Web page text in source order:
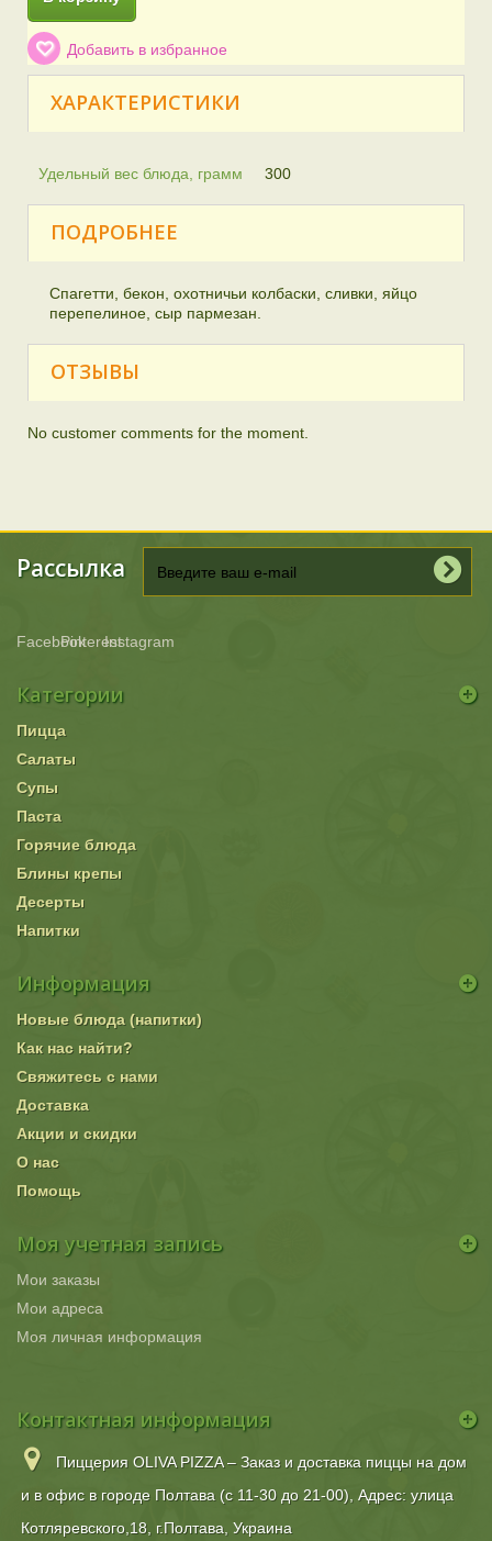
Добавить в избранное
ХАРАКТЕРИСТИКИ
Удельный вес блюда, грамм 300
ПОДРОБНЕЕ
Спагетти, бекон, охотничьи колбаски, сливки, яйцо
перепелиное, сыр пармезан.
ОТЗЫВЫ
No customer comments for the moment.
Рассылка
FacebookPinterestInstagram
Категории
Пицца
Салаты
Супы
Паста
Горячие блюда
Блины крепы
Десерты
Напитки
Информация
Новые блюда (напитки)
Как нас найти?
Свяжитесь с нами
Доставка
Акции и скидки
О нас
Помощь
Моя учетная запись
Мои заказы
Мои адреса
Моя личная информация
Контактная информация
Пиццерия OLIVA PIZZA – Заказ и доставка пиццы на дом
и в офис в городе Полтава (с 11-30 до 21-00), Адрес: улица
Котляревского,18, г.Полтава, Украина